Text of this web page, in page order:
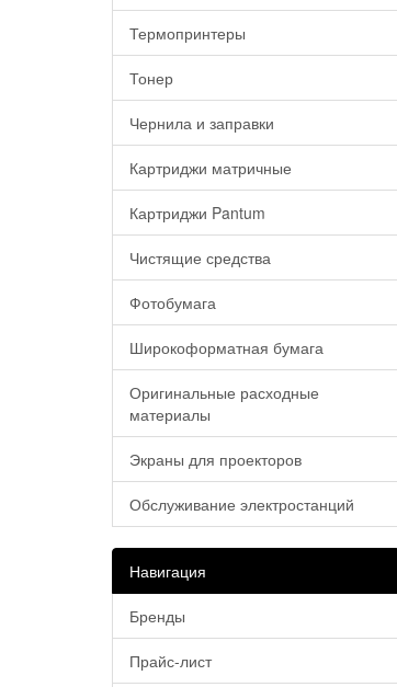
Термопринтеры
Тонер
Чернила и заправки
Картриджи матричные
Картриджи Pantum
Чистящие средства
Фотобумага
Широкоформатная бумага
Оригинальные расходные
материалы
Экраны для проекторов
Обслуживание электростанций
Навигация
Бренды
Прайс-лист